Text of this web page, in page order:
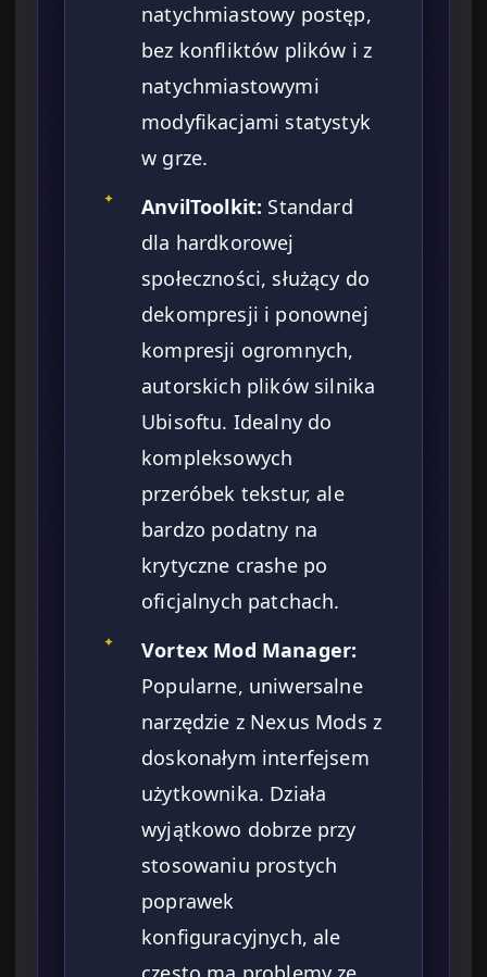
natychmiastowy postęp,
bez konfliktów plików i z
natychmiastowymi
modyfikacjami statystyk
w grze.
✦ AnvilToolkit: Standard
dla hardkorowej
społeczności, służący do
dekompresji i ponownej
kompresji ogromnych,
autorskich plików silnika
Ubisoftu. Idealny do
kompleksowych
przeróbek tekstur, ale
bardzo podatny na
krytyczne crashe po
oficjalnych patchach.
✦
Vortex Mod Manager:
Popularne, uniwersalne
narzędzie z Nexus Mods z
doskonałym interfejsem
użytkownika. Działa
wyjątkowo dobrze przy
stosowaniu prostych
poprawek
konfiguracyjnych, ale